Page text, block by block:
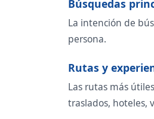
Búsquedas
La intención de
persona.
Rutas y
Las rutas más
traslados, hoteles,